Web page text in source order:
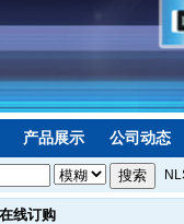
产品展示 公司动态
在线订购